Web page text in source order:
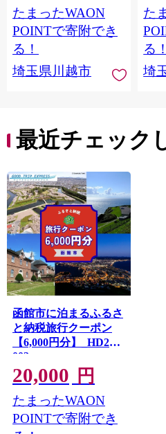
たまったWAON
POINTで寄附でき
る！
埼玉県川越市
た
る！
埼
最近チェック
函館市に泊まるふるさ
と納税旅行クーポン
【6,000円分】_HD251-
002
20,000 円
たまったWAON
POINTで寄附でき